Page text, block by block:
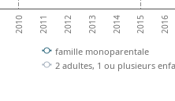
2010 2011 2012 2013 2014 2015 2016
famille monoparentale
2 adultes, 1 ou plusieurs